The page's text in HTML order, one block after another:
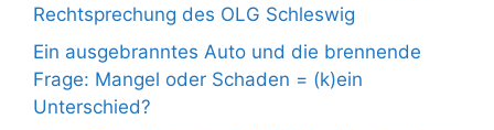
Rechtsprechung des OLG Schleswig
Ein ausgebranntes Auto und die brennende
Frage: Mangel oder Schaden = (k)ein
Unterschied?